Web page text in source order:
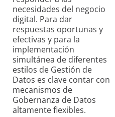
necesidades del negocio
digital. Para dar
respuestas oportunas y
efectivas y para la
implementación
simultánea de diferentes
estilos de Gestión de
Datos es clave contar con
mecanismos de
Gobernanza de Datos
altamente flexibles.